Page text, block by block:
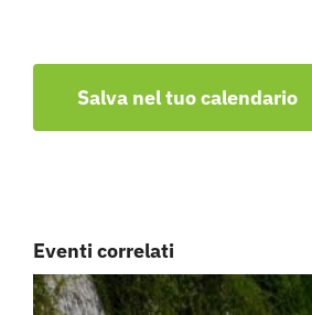
Salva nel tuo calendario
Eventi correlati